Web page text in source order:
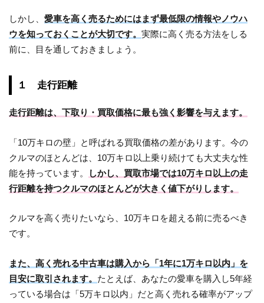
しかし、愛車を高く売るためにはまず最低限の情報やノウハ
ウを知っておくことが大切です。実際に高く売る方法をしる
前に、目を通しておきましょう。
１ 走行距離
走行距離は、下取り・買取価格に最も強く影響を与えます。
「10万キロの壁」と呼ばれる買取価格の差があります。今の
クルマのほとんどは、10万キロ以上乗り続けても大丈夫な性
能を持っています。
しかし、買取市場では10万キロ以上の走
行距離を持つクルマのほとんどが大きく値下がりします。
クルマを高く売りたいなら、10万キロを超える前に売るべき
です。
また、高く売れる中古車は購入から「1年に1万キロ以内」を
目安に取引されます。 たとえば、あなたの愛車を購入し5年経
っている場合は「5万キロ以内」だと高く売れる確率がアップ